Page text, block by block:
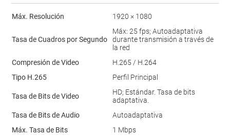
Máx. Resolución 1920 × 1080
Tasa de Cuadros por Segundo
Máx: 25 fps; Autoadaptativa
durante transmisión a través de
la red
Compresión de Video
H.265 / H.264
Tipo H.265
Perfil Principal
Tasa de Bits de Video
HD; Estándar. Tasa de bits
adaptativa.
Tasa de Bits de Audio
Autoadaptativa
Máx. Tasa de Bits
1 Mbps